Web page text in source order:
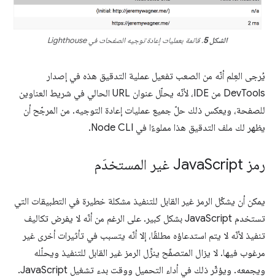
الشكل 5 . قائمة بعمليات إعادة توجيه الصفحات في Lighthouse
يُرجى العِلم أنّه من الصعب تفعيل عملية التدقيق هذه في إصدار
DevTools من IDE، لأنّه يحلّل عنوان URL الحالي في شريط العناوين
للصفحة، ويعكس ذلك حلّ جميع عمليات إعادة التوجيه. من المرجّح أن
يظهر لك ملف التدقيق هذا مملوءًا في Node CLI.
رمز Java Script غير المستخدَم
يمكن أن يشكّل الرمز غير القابل للتنفيذ مشكلة خطيرة في التطبيقات التي
تستخدم JavaScript بشكل كبير. على الرغم من أنّه لا يفرض تكاليف
تنفيذ لأنّه لا يتم استدعاؤه مطلقًا، إلا أنّه يتسبب في تأثيرات أخرى غير
مرغوب فيها. لا يزال المتصفّح ينزِّل الرمز غير القابل للتنفيذ ويحلّله
ويجمعه. ويؤثّر ذلك في أداء التحميل ووقت بدء تشغيل JavaScript.